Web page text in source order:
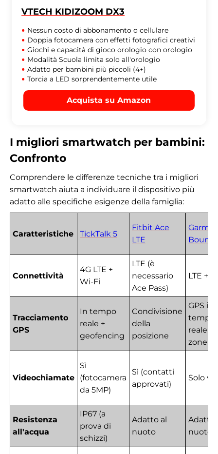
VTECH KIDIZOOM DX3
Nessun costo di abbonamento o cellulare
Doppia fotocamera con effetti fotografici creativi
Giochi e capacità di gioco orologio con orologio
Modalità Scuola limita solo all'orologio
Adatto per bambini più piccoli (4+)
Torcia a LED sorprendentemente utile
Acquista su Amazon
I migliori smartwatch per bambini:
Confronto
Comprendere le differenze tecniche tra i migliori
smartwatch aiuta a individuare il dispositivo più
adatto alle specifiche esigenze della famiglia:
Caratteristiche TickTalk 5
Fitbit Ace
LTE
Garmin
Connettività
4G LTE +
Wi-Fi
LTE (è
necessario
Ace Pass)
LTE +
Tracciamento
GPS
In tempo
reale +
geofencing
Condivisione
della
posizione
GPS in
tempo
reale +
zone
Videochiamate
Sì
(fotocamera
da 5MP)
Sì (contatti
approvati)
Solo
Resistenza
all'acqua
IP67 (a
prova di
schizzi)
Adatto al
nuoto
Adatto
nuoto